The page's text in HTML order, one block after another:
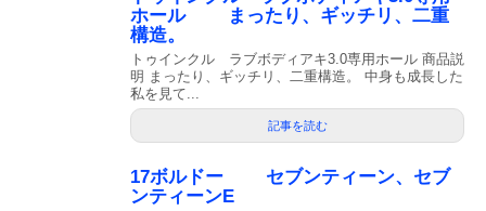
ホール まったり、ギッチリ、二重
構造。
トゥインクル ラブボディアキ3.0専用ホール 商品説
明 まったり、ギッチリ、二重構造。 中身も成長した
私を見て...
記事を読む
17ボルドー セブンティーン、セブ
ンティーンE